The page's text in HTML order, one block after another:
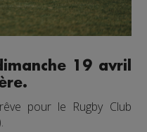
19 avril
pour le Rugby Club